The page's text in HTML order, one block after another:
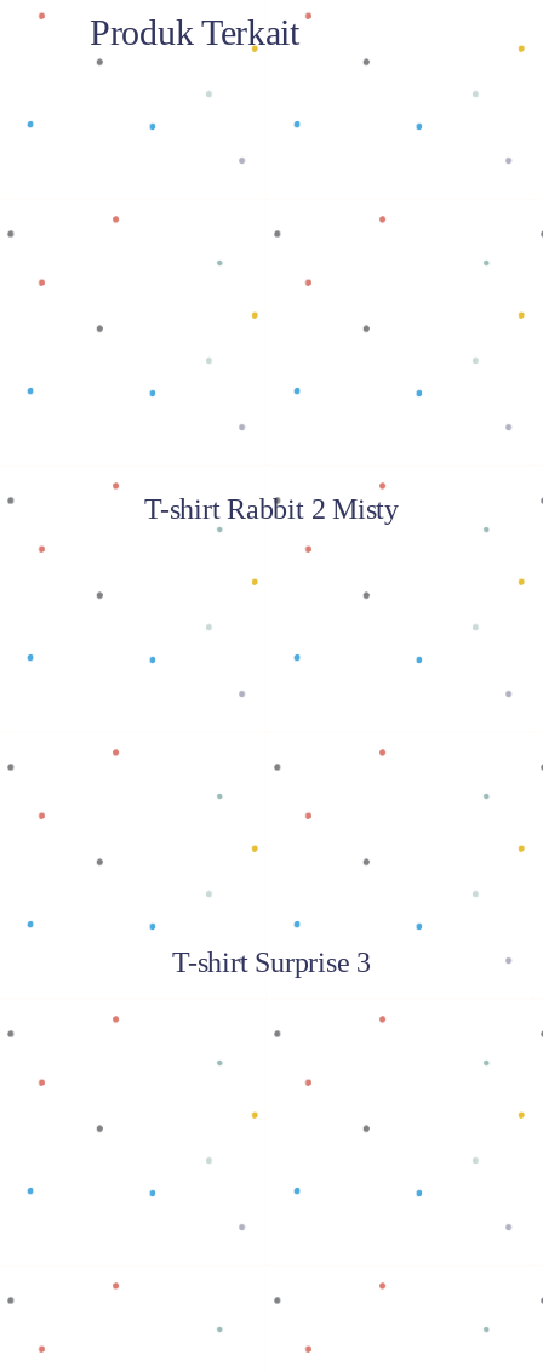
Produk Terkait
Baca selengkapnya
T-shirt Rabbit 2 Misty
T-shirt Surprise 3
Baca selengkapnya